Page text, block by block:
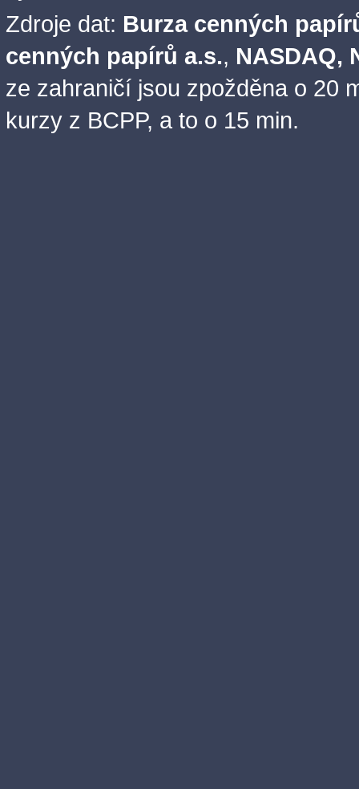
Zdroje dat: Burza cenných
cenných papírů a.s., NASDAQ,
ze zahraničí jsou zpožděna o 20
kurzy z BCPP, a to o 15 min.